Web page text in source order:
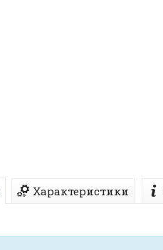
Характеристики